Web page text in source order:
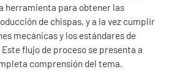
herramienta para obtener las
de chispas, y a la vez cumplir
mecánicas y los estándares de
flujo de proceso se presenta a
comprensión del tema.